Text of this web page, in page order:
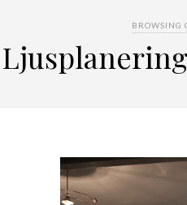
BROWSING